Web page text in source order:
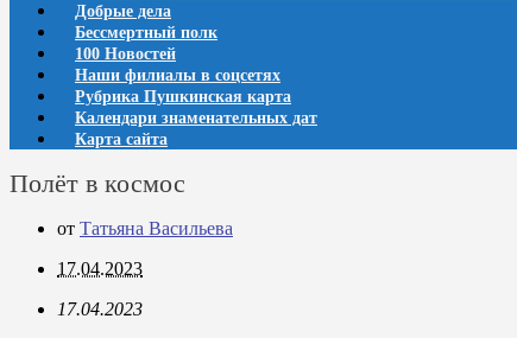
Добрые дела
Бессмертный полк
100 Новостей
Наши филиалы в соцсетях
Рубрика Пушкинская карта
Календари знаменательных дат
Карта сайта
Полёт в космос
от Татьяна Васильева
17.04.2023
17.04.2023